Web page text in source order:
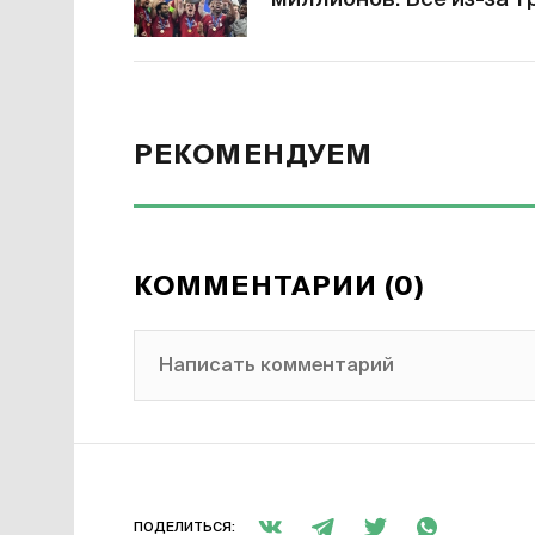
РЕКОМЕНДУЕМ
КОММЕНТАРИИ (0)
Написать комментарий
ПОДЕЛИТЬСЯ: